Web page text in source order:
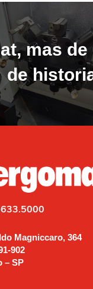
mas de
de
Magniccaro, 364
902
– SP